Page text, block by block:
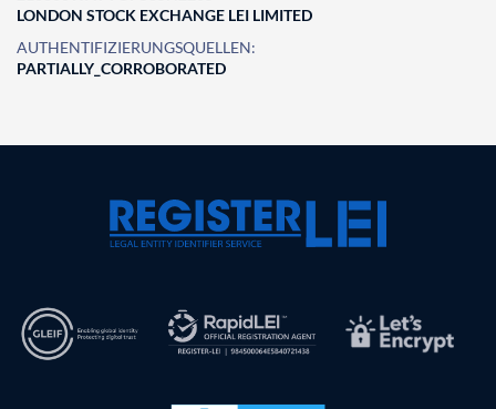
LONDON STOCK EXCHANGE LEI LIMITED
AUTHENTIFIZIERUNGSQUELLEN:
PARTIALLY_CORROBORATED